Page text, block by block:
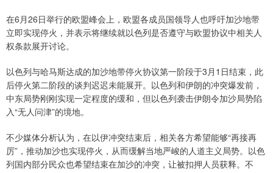
在6月26日举行的欧盟峰会上，欧盟各成员国领导人也呼吁加沙地带
立即实现停火，并表示将继续就以色列是否遵守与欧盟协议中相关人
权条款展开讨论。
以色列与哈马斯达成的加沙地带停火协议第一阶段于3月1日结束，此
后停火第二阶段的谈判迟迟未能展开。以色列和伊朗的冲突爆发前，
中东局势刚刚实现一定程度的缓和，但以色列袭击伊朗令加沙局势陷
入“无人问津”的境地。
不少媒体分析认为，在以伊冲突结束后，相关各方希望能够“再接再
厉”，推动加沙也实现停火，从而缓解当地严峻的人道主义局势。以色
列国内部分民众也希望结束在加沙的冲突，让被扣押人员获释。不